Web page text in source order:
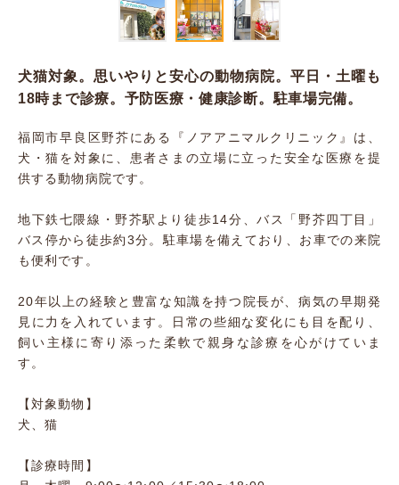
犬猫対象。思いやりと安心の動物病院。平日・土曜も
18時まで診療。予防医療・健康診断。駐車場完備。
福岡市早良区野芥にある『ノアアニマルクリニック』は、
犬・猫を対象に、患者さまの立場に立った安全な医療を提
供する動物病院です。
地下鉄七隈線・野芥駅より徒歩14分、バス「野芥四丁目」
バス停から徒歩約3分。駐車場を備えており、お車での来院
も便利です。
20年以上の経験と豊富な知識を持つ院長が、病気の早期発
見に力を入れています。日常の些細な変化にも目を配り、
飼い主様に寄り添った柔軟で親身な診療を心がけていま
す。
【対象動物】
犬、猫
【診療時間】